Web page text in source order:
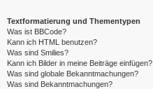
Textformatierung und Thementypen
Was ist BBCode?
Kann ich HTML benutzen?
Was sind Smilies?
Kann ich Bilder in meine Beiträge einfügen?
Was sind globale Bekanntmachungen?
Was sind Bekanntmachungen?